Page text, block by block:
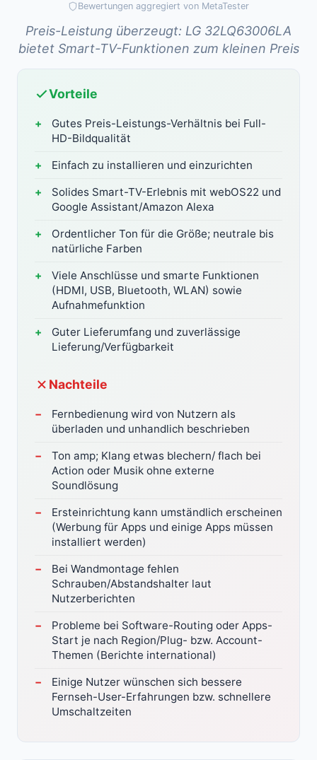
Bewertungen aggregiert von MetaTester
Preis-Leistung überzeugt: LG 32LQ63006LA
bietet Smart-TV-Funktionen zum kleinen Preis
Vorteile
Gutes Preis-Leistungs-Verhältnis bei Full-
HD-Bildqualität
Einfach zu installieren und einzurichten
Solides Smart-TV-Erlebnis mit webOS22 und
Google Assistant/Amazon Alexa
Ordentlicher Ton für die Größe; neutrale bis
natürliche Farben
Viele Anschlüsse und smarte Funktionen
(HDMI, USB, Bluetooth, WLAN) sowie
Aufnahmefunktion
Guter Lieferumfang und zuverlässige
Lieferung/Verfügbarkeit
Nachteile
Fernbedienung wird von Nutzern als
überladen und unhandlich beschrieben
Ton amp; Klang etwas blechern/ flach bei
Action oder Musik ohne externe
Soundlösung
Ersteinrichtung kann umständlich erscheinen
(Werbung für Apps und einige Apps müssen
installiert werden)
Bei Wandmontage fehlen
Schrauben/Abstandshalter laut
Nutzerberichten
Probleme bei Software-Routing oder Apps-
Start je nach Region/Plug- bzw. Account-
Themen (Berichte international)
Einige Nutzer wünschen sich bessere
Fernseh-User-Erfahrungen bzw. schnellere
Umschaltzeiten